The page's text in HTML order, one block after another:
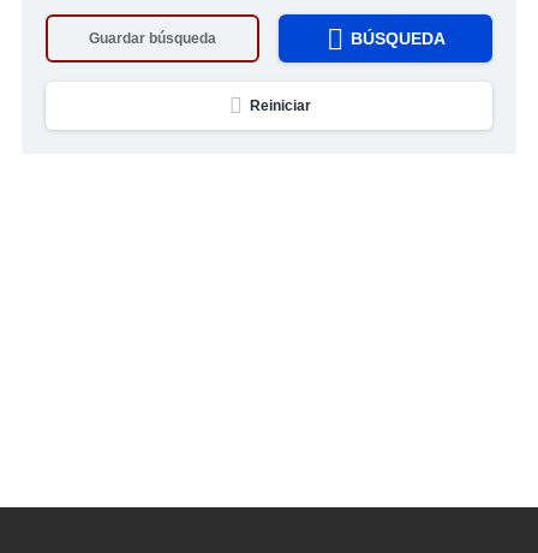
Guardar búsqueda BÚSQUEDA
Reiniciar